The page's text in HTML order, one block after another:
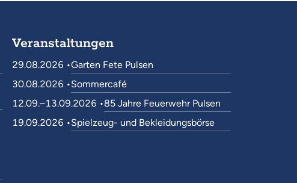
Veranstaltungen
29.08.2026 •Garten Fete Pulsen
30.08.2026 •Sommercafé
12.09.–13.09.2026 •85 Jahre Feuerwehr Pulsen
19.09.2026 •Spielzeug- und Bekleidungsbörse